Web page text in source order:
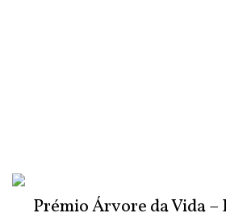
Prémio Árvore da Vida –